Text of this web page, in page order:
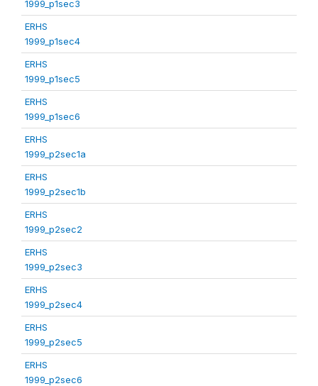
1999_p1sec3
ERHS
1999_p1sec4
ERHS
1999_p1sec5
ERHS
1999_p1sec6
ERHS
1999_p2sec1a
ERHS
1999_p2sec1b
ERHS
1999_p2sec2
ERHS
1999_p2sec3
ERHS
1999_p2sec4
ERHS
1999_p2sec5
ERHS
1999_p2sec6